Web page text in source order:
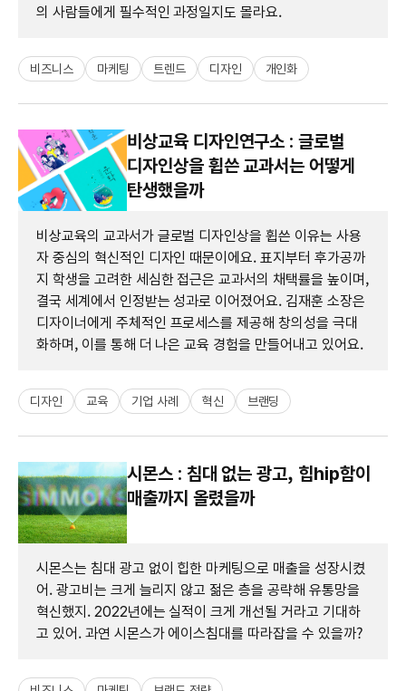
의 사람들에게 필수적인 과정일지도 몰라요.
비즈니스 마케팅 트렌드 디자인 개인화
비상교육 디자인연구소 : 글로벌
디자인상을 휩쓴 교과서는 어떻게
탄생했을까
비상교육의 교과서가 글로벌 디자인상을 휩쓴 이유는 사용
자 중심의 혁신적인 디자인 때문이에요. 표지부터 후가공까
지 학생을 고려한 세심한 접근은 교과서의 채택률을 높이며,
결국 세계에서 인정받는 성과로 이어졌어요. 김재훈 소장은
디자이너에게 주체적인 프로세스를 제공해 창의성을 극대
화하며, 이를 통해 더 나은 교육 경험을 만들어내고 있어요.
디자인 교육 기업 사례 혁신 브랜딩
시몬스 : 침대 없는 광고, 힙hip함이
매출까지 올렸을까
시몬스는 침대 광고 없이 힙한 마케팅으로 매출을 성장시켰
어. 광고비는 크게 늘리지 않고 젊은 층을 공략해 유통망을
혁신했지. 2022년에는 실적이 크게 개선될 거라고 기대하
고 있어. 과연 시몬스가 에이스침대를 따라잡을 수 있을까?